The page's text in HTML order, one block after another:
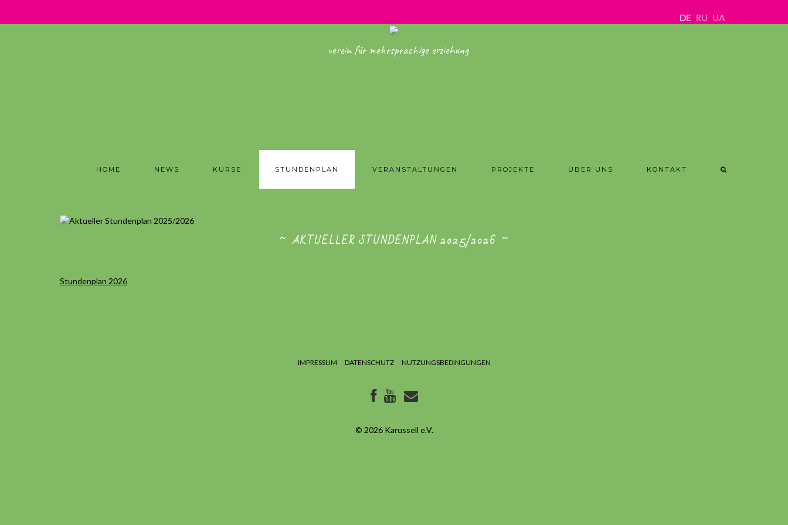
DE RU UA
verein für mehrsprachige erziehung
HOME NEWS KURSE STUNDENPLAN VERANSTALTUNGEN PROJEKTE ÜBER UNS KONTAKT
AKTUELLER STUNDENPLAN 2025/2026
Stundenplan 2026
IMPRESSUM DATENSCHUTZ NUTZUNGSBEDINGUNGEN
© 2026 Karussell e.V.